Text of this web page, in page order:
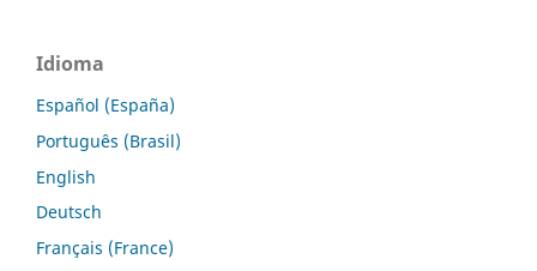
Idioma
Español (España)
Português (Brasil)
English
Deutsch
Français (France)